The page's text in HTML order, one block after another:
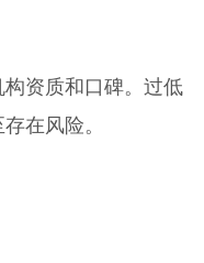
资质和口碑。过低
在风险。